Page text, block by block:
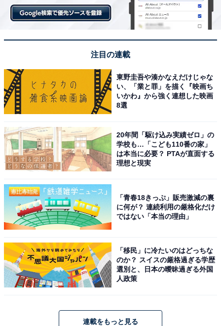
注目の連載
東野圭吾や湊かなえだけじゃな
い、「業と罪」を描く『映画ち
いかわ』から強く連想した映画
8選
20年間「駆け込み実績ゼロ」の
学校も…「こども110番の家」
は本当に必要？ PTAが直面する
理想と現実
「青春18きっぷ」販売激減の裏
に何が？ 連続利用の厳格化だけ
ではない「本当の理由」
「移民」に冷たいのはどっちな
のか？ スイスの厳格過ぎる学歴
選別と、日本の曖昧過ぎる外国
人政策
連載をもっと見る